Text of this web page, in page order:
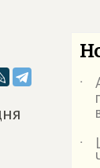
˙
˙